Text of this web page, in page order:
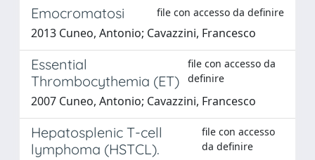
Emocromatosi file con accesso da definire
2013 Cuneo, Antonio; Cavazzini, Francesco
Essential
Thrombocythemia (ET)
file con accesso da
definire
2007 Cuneo, Antonio; Cavazzini, Francesco
Hepatosplenic T-cell
lymphoma (HSTCL).
file con accesso
da definire